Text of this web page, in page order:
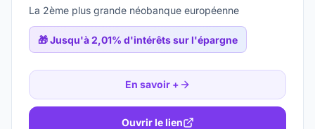
La 2ème plus grande néobanque européenne
🎁Jusqu'à 2,01% d'intérêts sur l'épargne
En savoir +
Ouvrir le lien